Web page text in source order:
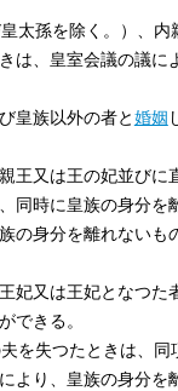
皇太孫を除く。）、
は、皇室会議の議に
皇族以外の者と婚姻
王又は王の妃並び
同時に皇族の身分
の身分を離れないも
妃又は王妃となつ
できる。
を失つたときは、
より、皇族の身分を